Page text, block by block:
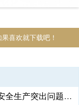
喜欢就下载吧！
出问题整治的通知